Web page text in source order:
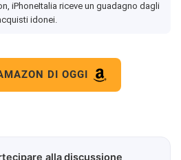
iPhoneItalia riceve un guadagno dagli
idonei.
DI OGGI
alla discussione